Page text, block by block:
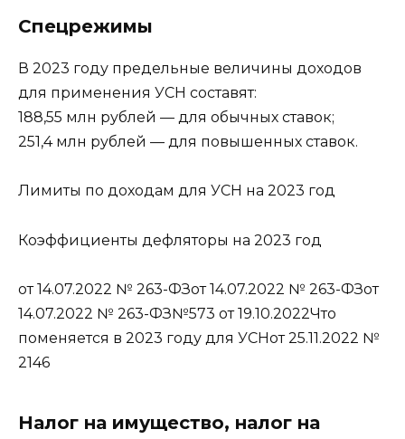
Спецрежимы
В 2023 году предельные величины доходов
для применения УСН составят:
188,55 млн рублей — для обычных ставок;
251,4 млн рублей — для повышенных ставок.
Лимиты по доходам для УСН на 2023 год
Коэффициенты дефляторы на 2023 год
от 14.07.2022 № 263-ФЗот 14.07.2022 № 263-ФЗот
14.07.2022 № 263-ФЗ№573 от 19.10.2022Что
поменяется в 2023 году для УСНот 25.11.2022 №
2146
Налог на имущество, налог на